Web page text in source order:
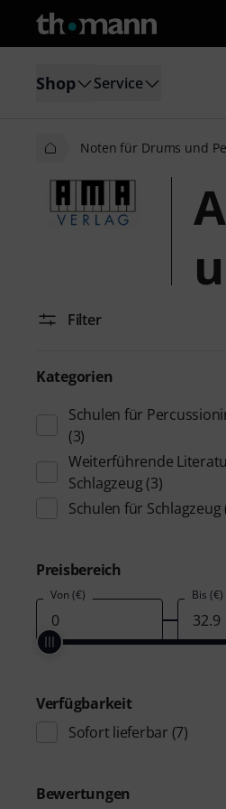
Shop Service
Noten für Drums und
Filter
Kategorien
Schulen für
(3)
Weiterführende
Schlagzeug (3)
Schulen für Schlagzeug
Preisbereich
Von (€) Bis (€)
Verfügbarkeit
Sofort lieferbar (7)
Bewertungen